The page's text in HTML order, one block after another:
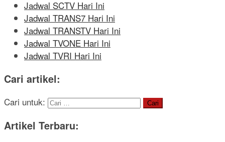
Jadwal SCTV Hari Ini
Jadwal TRANS7 Hari Ini
Jadwal TRANSTV Hari Ini
Jadwal TVONE Hari Ini
Jadwal TVRI Hari Ini
Cari artikel:
Cari untuk:
Artikel Terbaru: